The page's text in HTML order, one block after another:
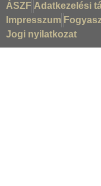
ÁSZF Adatkezelési
Impresszum
Jogi nyilatkozat